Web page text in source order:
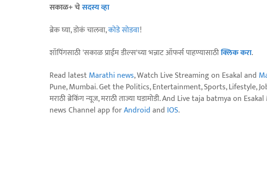
सकाळ+ चेसदस्य व्हा
ब्रेक घ्या, डोकं चालवा,कोडे सोडवा!
शॉपिंगसाठी 'सकाळ प्राईम डील्स'च्या भन्नाट ऑफर्स पाहण्यासाठीक्लिक करा.
Read latestMarathi news, Watch Live Streaming on Esakal and
Pune, Mumbai. Get the Politics, Entertainment, Sports, Lifestyle,
मराठी ब्रेकिंग न्यूज, मराठी ताज्या घडामोडी. And Live taja batmya on
news Channel app forAndroidand IOS.